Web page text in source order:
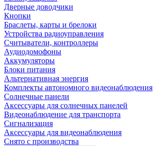
Дверные доводчики
Кнопки
Браслеты, карты и брелоки
Устройства радиоуправления
Считыватели, контроллеры
Аудиодомофоны
Аккумуляторы
Блоки питания
Альтернативная энергия
Комплекты автономного видеонаблюдения
Солнечные панели
Аксессуары для солнечных панелей
Видеонаблюдение для транспорта
Сигнализация
Аксессуары для видеонаблюдения
Снято с производства